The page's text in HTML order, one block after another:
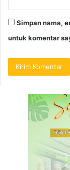
Simpan nama,
untuk komentar